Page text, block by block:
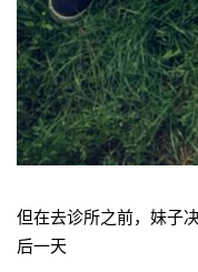
但在去诊所之前，妹子
后一天